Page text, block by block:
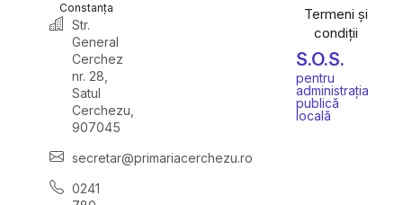
Constanța
Str.
General
Cerchez
nr. 28,
Satul
Cerchezu,
907045
secretar@primariacerchezu.ro
0241
Termeni și
condiții
S.O.S.
pentru
administrația
publică
locală